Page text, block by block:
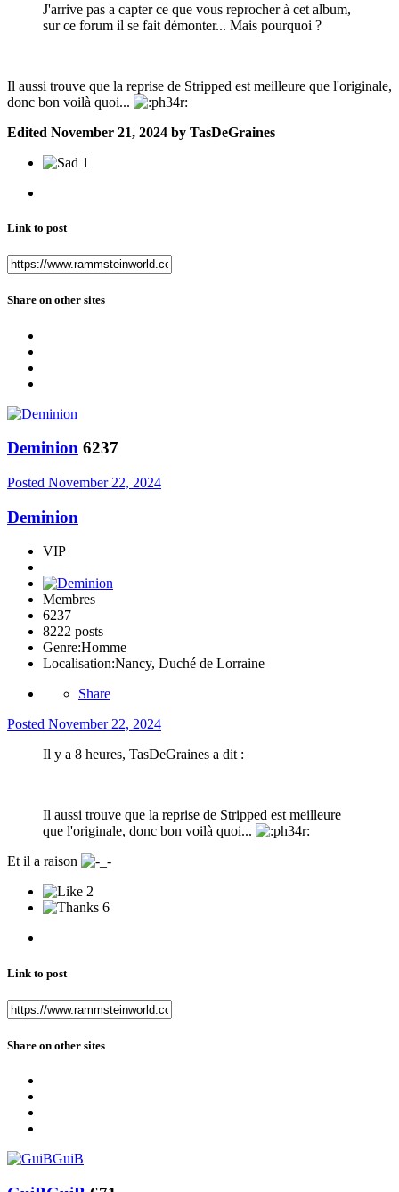
J'arrive pas a capter ce que vous reprocher à cet album,
sur ce forum il se fait démonter... Mais pourquoi ?
Il aussi trouve que la reprise de Stripped est meilleure que l'originale,
donc bon voilà quoi...
Edited November 21, 2024 by TasDeGraines
1
Link to post
Share on other sites
Deminion 6237
Posted November 22, 2024
Deminion
VIP
Membres
6237
8222 posts
Genre:Homme
Localisation:Nancy, Duché de Lorraine
Share
Posted November 22, 2024
Il y a 8 heures, TasDeGraines a dit :
Il aussi trouve que la reprise de Stripped est meilleure
que l'originale, donc bon voilà quoi...
Et il a raison
2
6
Link to post
Share on other sites